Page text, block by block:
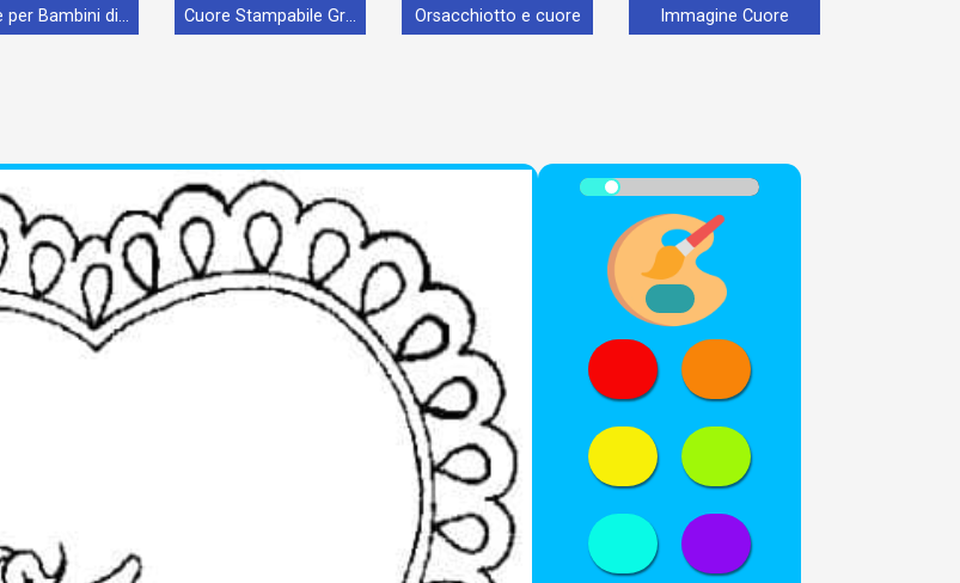
Cuore per Bambini di 3 Anni Cuore Stampabile Gratis Orsacchiotto e cuore Immagine Cuore